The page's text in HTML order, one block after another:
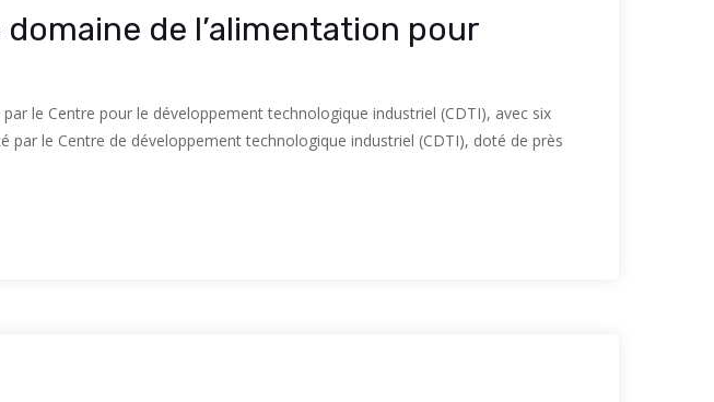
de l’alimentation pour
le Centre pour le développement technologique industriel (CDTI), avec six
par le Centre de développement technologique industriel (CDTI), doté de près